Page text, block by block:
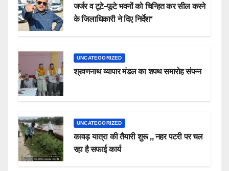
जर्जर व टूटे-फूटे भवनों को चिन्हित कर सील करने
के जिलाधिकारी ने दिए निर्देश*
UNCATEGORIZED
श्रवणनाथ व्यापार मंडल का शपथ समारोह संपन्न
UNCATEGORIZED
कावड़ यात्रा की तैयारी शुरू ,, नहर पटरी पर चल
रहा है सफाई कार्य